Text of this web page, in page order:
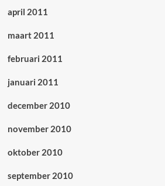
april 2011
maart 2011
februari 2011
januari 2011
december 2010
november 2010
oktober 2010
september 2010